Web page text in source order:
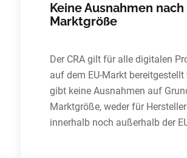
Keine Ausnahmen nach
Marktgröße
Der CRA gilt für alle digitalen
auf dem EU-Markt bereitgestellt
gibt keine Ausnahmen auf
Marktgröße, weder für
innerhalb noch außerhalb der